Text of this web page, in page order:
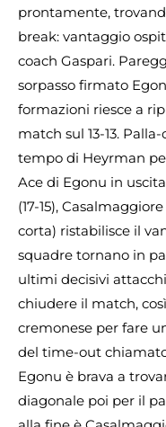
prontamente,
break: vantaggio
coach Gaspari.
sorpasso firmato
formazioni riesce a
match sul 13-13.
tempo di Heyrman
Ace di Egonu in
(17-15),
corta) ristabilisce il
squadre tornano in
ultimi decisivi
chiudere il match,
cremonese per fare
del time-out
Egonu è brava a
diagonale poi per il